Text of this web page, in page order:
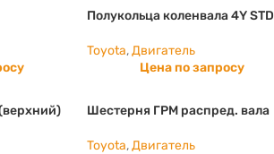
Полукольца коленвала 4Y STD
Toyota, Двигатель
Цена по запросу
Шестерня ГРМ распред. вала
Toyota, Двигатель